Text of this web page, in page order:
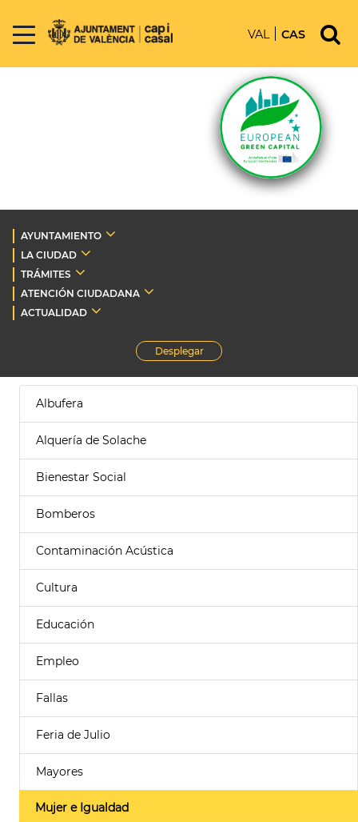
VAL CAS
AYUNTAMIENTO
LA CIUDAD
TRÁMITES
ATENCIÓN CIUDADANA
ACTUALIDAD
Desplegar
Albufera
Alquería de Solache
Bienestar Social
Bomberos
Contaminación Acústica
Cultura
Educación
Empleo
Fallas
Feria de Julio
Mayores
Mujer e Igualdad